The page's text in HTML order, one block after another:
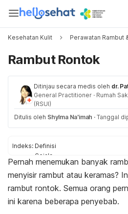
Kesehatan Kulit Perawatan Rambut
Rambut Rontok
Ditinjau secara medis oleh dr.
General Practitioner · Rumah
(RSUI)
Ditulis oleh Shylma Na'imah · Tanggal
Indeks: Definisi
Gejala
Penyebab
Faktor risiko
Diagnosis
Perawatan rumahan
Pernah menemukan banyak
menyisir rambut atau keramas?
rambut rontok. Semua orang
ini karena beberapa penyebab.